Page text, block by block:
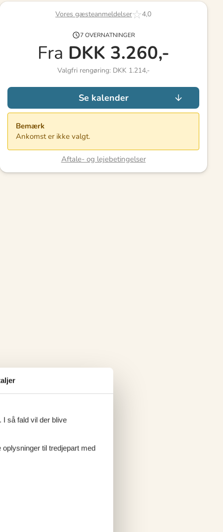
Vores gæsteanmeldelser 4,0
7 OVERNATNINGER
Fra DKK 3.260,-
Valgfri rengøring: DKK 1.214,-
Se kalender
Bemærk
Ankomst er ikke valgt.
Aftale- og lejebetingelser
så fald vil der blive
til tredjepart med